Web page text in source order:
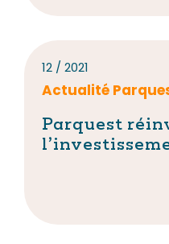
12 / 2021
Actualité
Parquest